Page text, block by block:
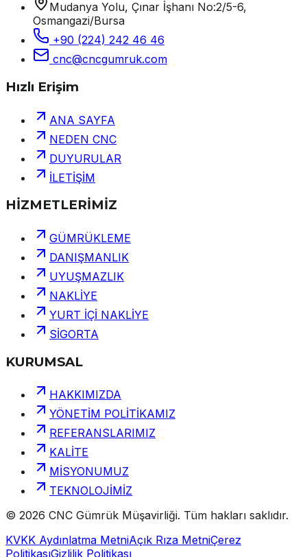
Mudanya Yolu, Çınar İşhanı No:2/5-6,
Osmangazi/Bursa
+90 (224) 242 46 46
cnc@cncgumruk.com
Hızlı Erişim
ANA SAYFA
NEDEN CNC
DUYURULAR
İLETİŞİM
HİZMETLERİMİZ
GÜMRÜKLEME
DANIŞMANLIK
UYUŞMAZLIK
NAKLİYE
YURT İÇİ NAKLİYE
SİGORTA
KURUMSAL
HAKKIMIZDA
YÖNETİM POLİTİKAMIZ
REFERANSLARIMIZ
KALİTE
MİSYONUMUZ
TEKNOLOJİMİZ
© 2026 CNC Gümrük Müşavirliği. Tüm hakları saklıdır.
KVKK Aydınlatma MetniAçık Rıza MetniÇerez
PolitikasıGizlilik Politikası